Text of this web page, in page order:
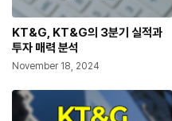
KT&G, KT&G의 3분기 실적과
투자 매력 분석
November 18, 2024